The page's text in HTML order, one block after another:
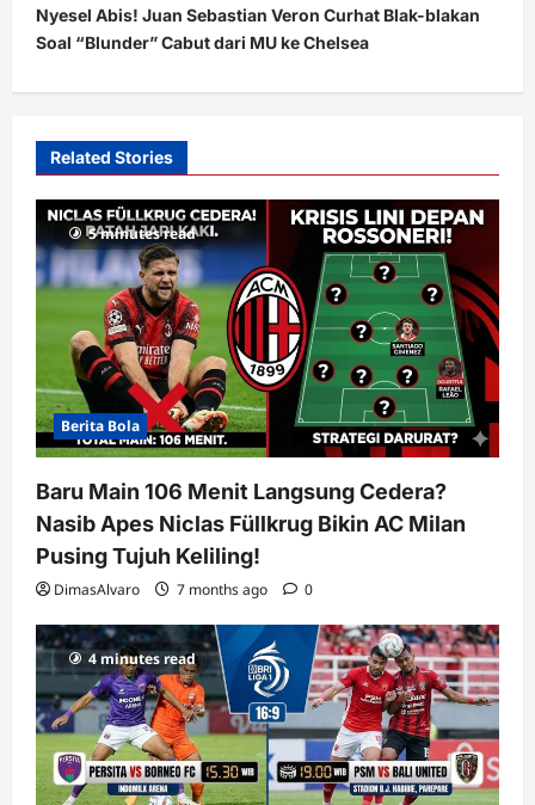
n
a
v
g
a
t
i
o
Nyesel Abis! Juan Sebastian Veron Curhat Blak-blakan
Soal “Blunder” Cabut dari MU ke Chelsea
Related Stories
5 minutes read
Berita Bola
Baru Main 106 Menit Langsung Cedera?
Nasib Apes Niclas Füllkrug Bikin AC Milan
Pusing Tujuh Keliling!
DimasAlvaro 7 months ago 0
4 minutes read